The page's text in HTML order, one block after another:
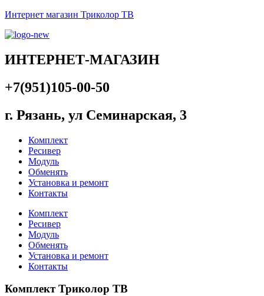
Интернет магазин Триколор ТВ
ИНТЕРНЕТ-МАГАЗИН
+7(951)105-00-50
г. Рязань, ул Семинарская, 3
Комплект
Ресивер
Модуль
Обменять
Установка и ремонт
Контакты
Комплект
Ресивер
Модуль
Обменять
Установка и ремонт
Контакты
Комплект Триколор ТВ